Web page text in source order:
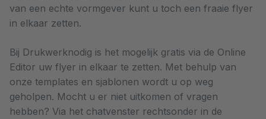
van een echte vormgever kunt u toch een fraaie flyer
in elkaar zetten.
Bij Drukwerknodig is het mogelijk gratis via de Online
Editor uw flyer in elkaar te zetten. Met behulp van
onze templates en sjablonen wordt u op weg
geholpen. Mocht u er niet uitkomen of vragen
hebben? Via het chatvenster rechtsonder in de